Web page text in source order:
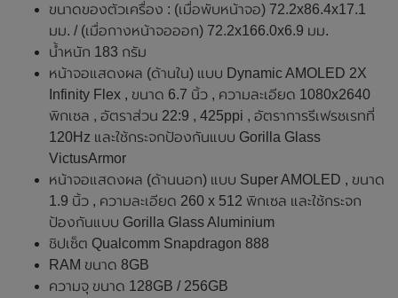
ขนาดของตัวเครื่อง : (เมื่อพับหน้าจอ) 72.2x86.4x17.1
มม. / (เมื่อกางหน้าจอออก) 72.2x166.0x6.9 มม.
น้ำหนัก 183 กรัม
หน้าจอแสดงผล (ด้านใน) แบบ Dynamic AMOLED 2X
Infinity Flex , ขนาด 6.7 นิ้ว , ความละเอียด 1080x2640
พิกเซล , อัตราส่วน 22:9 , 425ppi , อัตราการรีเฟรชเรทที่
120Hz และใช้กระจกป้องกันแบบ Gorilla Glass
VictusArmor
หน้าจอแสดงผล (ด้านนอก) แบบ Super AMOLED , ขนาด
1.9 นิ้ว , ความละเอียด 260 x 512 พิกเซล และใช้กระจก
ป้องกันแบบ Gorilla Glass Aluminium
ชิปเซ็ต Qualcomm Snapdragon 888
RAM ขนาด 8GB
ความจุ ขนาด 128GB / 256GB